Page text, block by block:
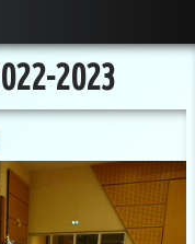
2023